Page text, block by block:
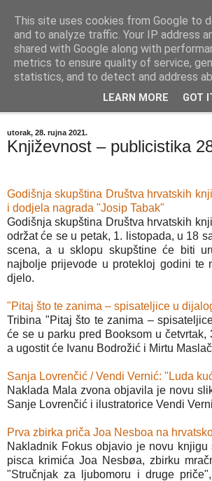
"Kvaka"
Časopis za književnost ISSN 2459-5632
utorak, 28. rujna 2021.
Književnost – publicistika
Godišnja skupština Društva hrvatskih
i dodjela nagrada "Josip Tabak"
Godišnja skupština Društva hrvatskih
održat će se u petak, 1. listopada, u 18
scena, a u sklopu skupštine će biti
najbolje prijevode u protekloj godini te
djelo.
"Pitaj što te zanima – spisateljice u
Tribina "Pitaj što te zanima –
će se u parku pred Booksom u četvrtak,
a ugostit će Ivanu Bodrožić i Mirtu
Sanja Lovrenčić / Vendi Vernić: "Luda
Naklada Mala zvona objavila je novu
Sanje Lovrenčić i ilustratorice Vendi
Prva zbirka priča Joa Nesboa na
Nakladnik Fokus objavio je novu knjigu
pisca krimića Joa Nesbøa, zbirku
"Stručnjak za ljubomoru i druge
This site uses cookies from Google to
and to analyze traffic. Your IP address
shared with Google along with
metrics to ensure quality of service,
statistics, and to detect and address
LEARN MORE GOT